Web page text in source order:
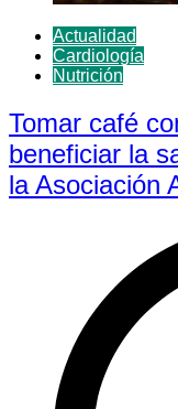
Actualidad
Cardiología
Nutrición
Tomar café
beneficiar la
la Asociación